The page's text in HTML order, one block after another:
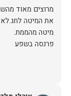
מרוצים מאוד
פרנסה בשפע